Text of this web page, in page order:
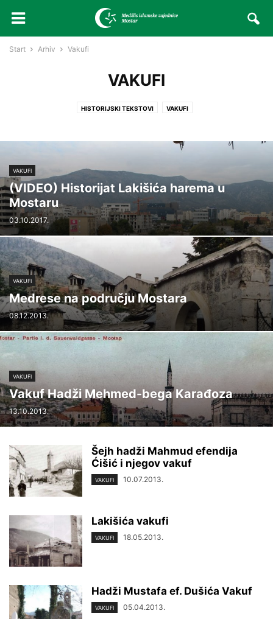
Start Arhiv Vakufi
VAKUFI
HISTORIJSKI TEKSTOVI VAKUFI
VAKUFI
(VIDEO) Historijat Lakišića harema u
Mostaru
03.10.2017.
VAKUFI
Medrese na području Mostara
08.12.2013.
VAKUFI
Vakuf Hadži Mehmed-bega Karađoza
13.10.2013.
Šejh hadži Mahmud efendija
Ćišić i njegov vakuf
VAKUFI 10.07.2013.
Lakišića vakufi
VAKUFI 18.05.2013.
Hadži Mustafa ef. Dušića Vakuf
VAKUFI 05.04.2013.